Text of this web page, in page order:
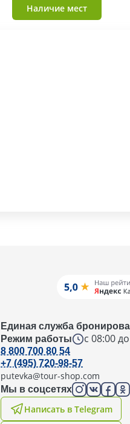
Наличие мест
Единая служба
Режим работы
с 08:00
8 800 700 80 54
+7 (495) 720-98-57
putevka@tour-shop.com
Мы в соцсетях
Написать в Telegram